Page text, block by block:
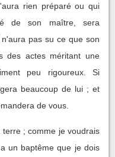
rien préparé ou qui
de son maître, sera
pas su ce que son
des actes méritant une
peu rigoureux. Si
beaucoup de lui ; et
de vous.
; comme je voudrais
un baptême que je dois